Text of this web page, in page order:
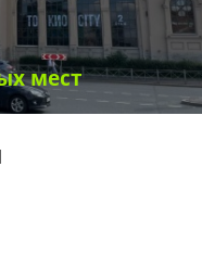
мест